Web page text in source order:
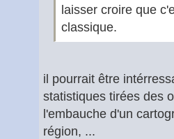
laisser croire que
classique.
il pourrait être
statistiques tirées des
l'embauche d'un
région, ...